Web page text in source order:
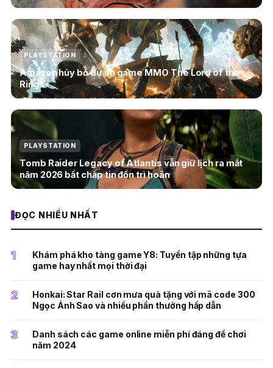
PLAYSTATION
Amazon hủy bỏ dự án game MMO The Lord of the
Rings
PLAYSTATION
Tomb Raider Legacy of Atlantis vẫn giữ lịch ra mắt
năm 2026 bất chấp tin đồn trì hoãn
ĐỌC NHIỀU NHẤT
1
Khám phá kho tàng game Y8: Tuyển tập những tựa
game hay nhất mọi thời đại
2
Honkai: Star Rail cơn mưa quà tặng với mã code 300
Ngọc Ánh Sao và nhiều phần thưởng hấp dẫn
3
Danh sách các game online miễn phí đáng để chơi
năm 2024